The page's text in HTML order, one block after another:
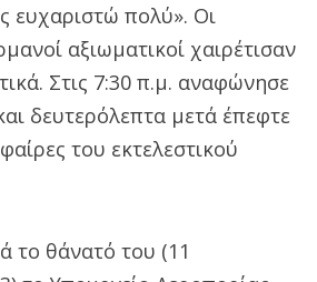
ευχαριστώ πολύ». Οι
αξιωματικοί χαιρέτισαν
Στις 7:30 π.μ. αναφώνησε
δευτερόλεπτα μετά έπεφτε
του εκτελεστικού
το θάνατό του (11